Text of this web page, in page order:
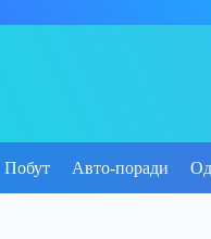
Побут Авто-поради